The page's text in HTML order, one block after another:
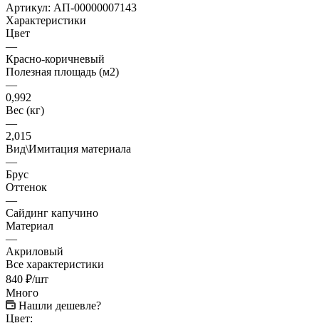
Артикул: АП-00000007143
Характеристики
Цвет
—
Красно-коричневый
Полезная площадь (м2)
—
0,992
Вес (кг)
—
2,015
Вид\Имитация материала
—
Брус
Оттенок
—
Сайдинг капучино
Материал
—
Акриловый
Все характеристики
840 ₽/шт
Много
Нашли дешевле?
Цвет: